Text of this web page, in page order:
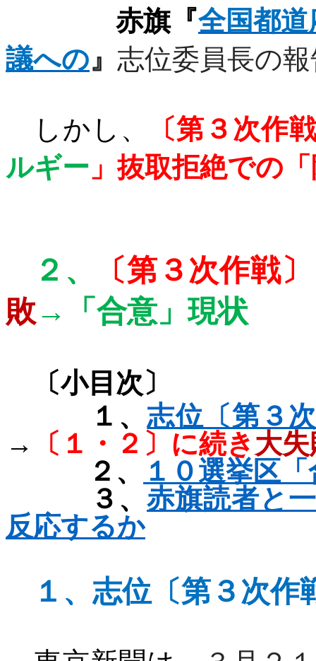
赤旗『全国都
議への』 志位委員長の
しかし、
〔第３次作
ルギー 」抜取拒絶での
２、 〔第３次作戦〕
敗→ 「合意」現状
〔小目次〕
１、 志位〔第３
→
〔１・２〕に続き 大
２、
１０選挙区
３、 赤旗読者と
反応するか
１、 志位〔第３次作